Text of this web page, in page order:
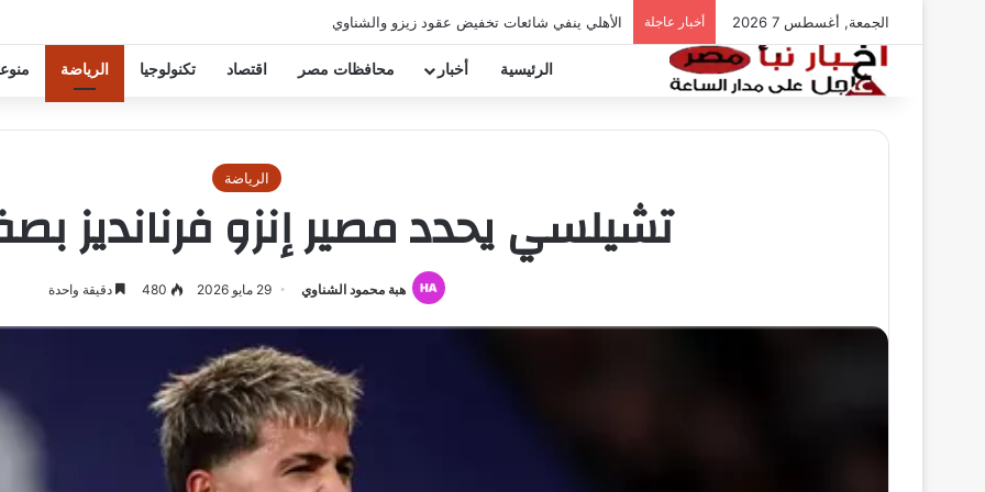
الجمعة, أغسطس 7 2026 أخبار عاجلة الأهلي ينفي شائعات تخفيض عقود زيزو والشناوي
الرئيسية أخبار محافظات مصر اقتصاد تكنولوجيا الرياضة
الرياضة
تشيلسي يحدد مصير إنزو فرنانديز
هبة محمود الشناوي 29 مايو 2026 480 دقيقة واحدة